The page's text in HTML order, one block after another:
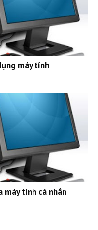
máy tính
máy tính cá nhân